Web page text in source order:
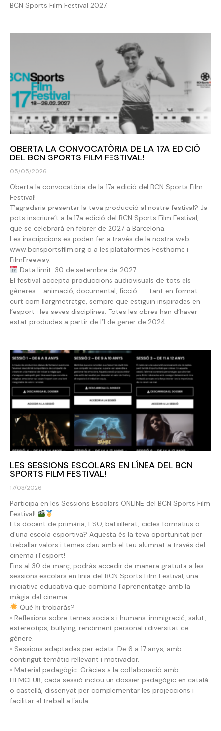
BCN Sports Film Festival 2027.
OBERTA LA CONVOCATÒRIA DE LA 17A EDICIÓ
DEL BCN SPORTS FILM FESTIVAL!
05/05/2026
Oberta la convocatòria de la 17a edició del BCN Sports Film
Festival!
T’agradaria presentar la teva producció al nostre festival? Ja
pots inscriure’t a la 17a edició del BCN Sports Film Festival,
que se celebrarà en febrer de 2027 a Barcelona.
Les inscripcions es poden fer a través de la nostra web
www.bcnsportsfilm.org o a les plataformes Festhome i
FilmFreeway.
Data límit: 30 de setembre de 2027
El festival accepta produccions audiovisuals de tots els
gèneres —animació, documental, ficció…— tant en format
curt com llargmetratge, sempre que estiguin inspirades en
l’esport i les seves disciplines. Totes les obres han d’haver
estat produïdes a partir de l’1 de gener de 2024.
LES SESSIONS ESCOLARS EN LÍNEA DEL BCN
SPORTS FILM FESTIVAL!
17/03/2026
Participa en les Sessions Escolars ONLINE del BCN Sports Film
Festival!
Ets docent de primària, ESO, batxillerat, cicles formatius o
d’una escola esportiva? Aquesta és la teva oportunitat per
treballar valors i temes clau amb el teu alumnat a través del
cinema i l’esport!
Fins al 30 de març, podràs accedir de manera gratuïta a les
sessions escolars en línia del BCN Sports Film Festival, una
iniciativa educativa que combina l’aprenentatge amb la
màgia del cinema.
Què hi trobaràs?
• Reflexions sobre temes socials i humans: immigració, salut,
estereotips, bullying, rendiment personal i diversitat de
gènere.
• Sessions adaptades per edats: De 6 a 17 anys, amb
contingut temàtic rellevant i motivador.
• Material pedagògic: Gràcies a la col·laboració amb
FILMCLUB, cada sessió inclou un dossier pedagògic en català
o castellà, dissenyat per complementar les projeccions i
facilitar el treball a l’aula.